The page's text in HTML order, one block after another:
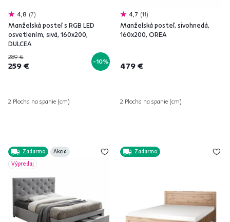
4,8 7
Manželská posteľ s RGB LED
osvetlením, sivá, 160x200,
DULCEA
289 €
259 € -10%
2 Plocha na spanie (cm)
4,7 11
Manželská posteľ, sivohnedá,
160x200, OREA
479 €
2 Plocha na spanie (cm)
Zadarmo
Akcia
Výpredaj
Zadarmo